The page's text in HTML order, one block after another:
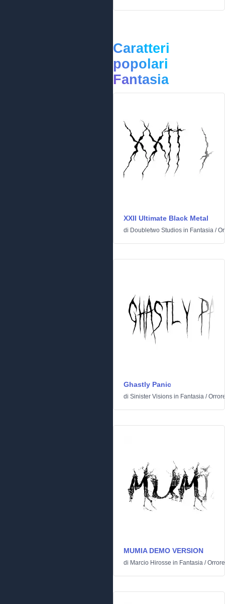
Caratteri
popolari
Fantasia
XXII Ultimate Black Metal
di Doubletwo Studios in Fantasia /
Ghastly Panic
di Sinister Visions in Fantasia /
MUMIA DEMO VERSION
di Marcio Hirosse in Fantasia /Orrore